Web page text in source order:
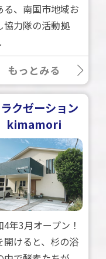
る、南国市地域お
協力隊の活動拠
もっとみる
クゼーション
kimamori
4年3月オープン！
開けると、杉の浴